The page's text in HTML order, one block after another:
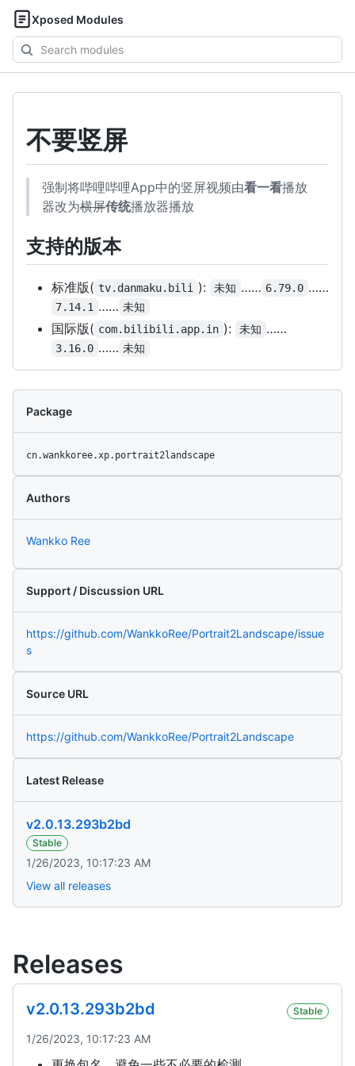
Xposed Modules
Search
modules
不要竖屏
强制将哔哩哔哩App中的竖屏视频由看一看播放
器改为横屏传统播放器播放
支持的版本
标准版( tv.danmaku.bili ): 未知 …… 6.79.0 ……
7.14.1 …… 未知
国际版( com.bilibili.app.in ): 未知 ……
3.16.0 …… 未知
Package
cn.wankkoree.xp.portrait2landscape
Authors
Wankko Ree
Support / Discussion URL
https://github.com/WankkoRee/Portrait2Landscape/issue
s
Source URL
https://github.com/WankkoRee/Portrait2Landscape
Latest Release
v2.0.13.293b2bd
Stable
1/26/2023, 10:17:23 AM
View all releases
Releases
v2.0.13.293b2bd Stable
1/26/2023, 10:17:23 AM